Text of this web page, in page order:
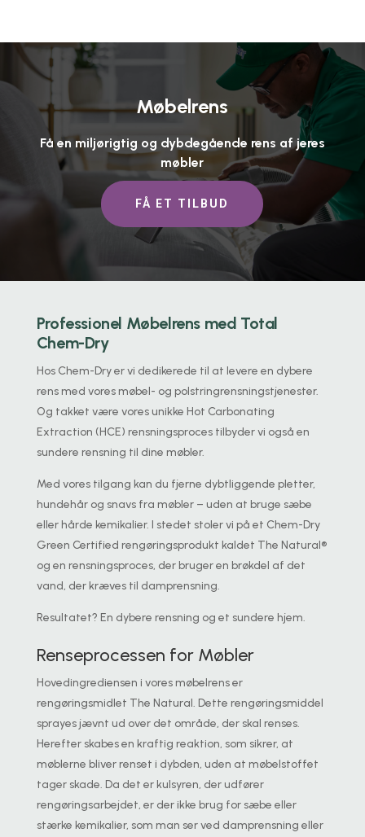
Møbelrens
Få en miljørigtig og dybdegående rens af jeres
møbler
FÅ ET TILBUD
Professionel Møbelrens med Total
Chem-Dry
Hos Chem-Dry er vi dedikerede til at levere en dybere
rens med vores møbel- og polstringrensningstjenester.
Og takket være vores unikke Hot Carbonating
Extraction (HCE) rensningsproces tilbyder vi også en
sundere rensning til dine møbler.
Med vores tilgang kan du fjerne dybtliggende pletter,
hundehår og snavs fra møbler – uden at bruge sæbe
eller hårde kemikalier. I stedet stoler vi på et Chem-Dry
Green Certified rengøringsprodukt kaldet The Natural®
og en rensningsproces, der bruger en brøkdel af det
vand, der kræves til damprensning.
Resultatet? En dybere rensning og et sundere hjem.
Renseprocessen for Møbler
Hovedingrediensen i vores møbelrens er
rengøringsmidlet The Natural. Dette rengøringsmiddel
sprayes jævnt ud over det område, der skal renses.
Herefter skabes en kraftig reaktion, som sikrer, at
møblerne bliver renset i dybden, uden at møbelstoffet
tager skade. Da det er kulsyren, der udfører
rengøringsarbejdet, er der ikke brug for sæbe eller
stærke kemikalier, som man ser ved damprensning eller